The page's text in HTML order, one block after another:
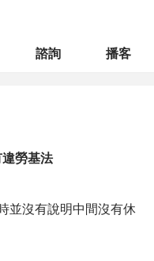
諮詢 播客
違勞基法
並沒有說明中間沒有休